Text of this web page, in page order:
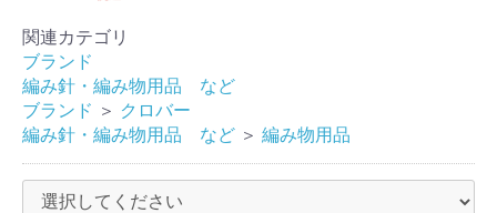
関連カテゴリ
ブランド
編み針・編み物用品 など
ブランド ＞ クロバー
編み針・編み物用品 など ＞ 編み物用品